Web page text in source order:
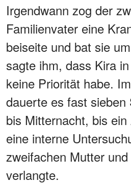
Irgendwann zog der
Familienvater eine
beiseite und bat sie
sagte ihm, dass Kira
keine Priorität habe.
dauerte es fast sieben
bis Mitternacht, bis
eine interne
zweifachen Mutter
verlangte.